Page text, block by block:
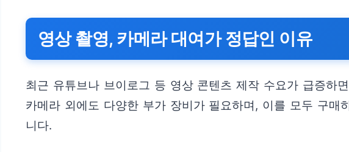
영상 촬영, 카메라 대여가 정답인 이유
최근 유튜브나 브이로그 등 영상 콘텐츠 제작 수요가 급증하
카메라 외에도 다양한 부가 장비가 필요하며, 이를 모두 구
니다.